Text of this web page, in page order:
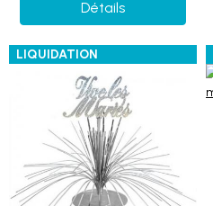
Détails
LIQUIDATION